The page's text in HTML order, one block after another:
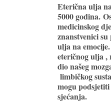
Eterična ulja
5000 godina.
medicinskog
znanstvenici
ulja na
eteričnog ulja ,
dio našeg
limbičkog
mogu
sjećanja.